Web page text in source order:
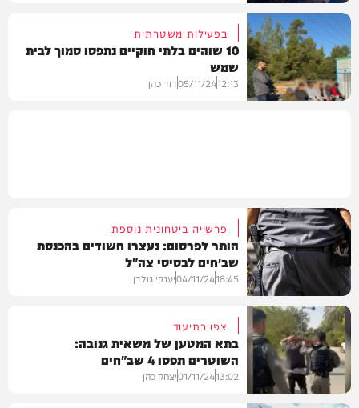
חדשות
בפעילות משטרתית
10 שוהים בלתי חוקיים נתפסו סמוך לבית
שמש
12:13
05/11/24דוד כהן
צבא וביטחון
פרשייה ביטחונית נוספת
הותר לפרסום: נעצרו חשודים בהכנסת
שב״חים לבסיסי צה"ל
18:45
04/11/24יענקי גולדן
צפו בתיעוד
בתא המטען של משאית גנובה:
השוטרים תפסו 4 שב"חים
13:02
01/11/24יצחק כהן